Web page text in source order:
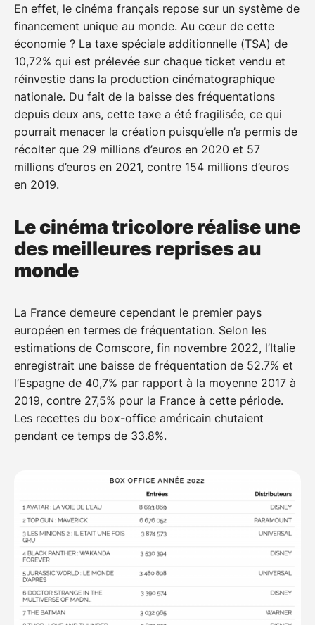
En effet, le cinéma français repose sur un système de
financement unique au monde. Au cœur de cette
économie ? La taxe spéciale additionnelle (TSA) de
10,72% qui est prélevée sur chaque ticket vendu et
réinvestie dans la production cinématographique
nationale. Du fait de la baisse des fréquentations
depuis deux ans, cette taxe a été fragilisée, ce qui
pourrait menacer la création puisqu’elle n’a permis de
récolter que 29 millions d’euros en 2020 et 57
millions d’euros en 2021, contre 154 millions d’euros
en 2019.
Le cinéma tricolore réalise une
des meilleures reprises au
monde
La France demeure cependant le premier pays
européen en termes de fréquentation. Selon les
estimations de Comscore, fin novembre 2022, l’Italie
enregistrait une baisse de fréquentation de 52.7% et
l’Espagne de 40,7% par rapport à la moyenne 2017 à
2019, contre 27,5% pour la France à cette période.
Les recettes du box-office américain chutaient
pendant ce temps de 33.8%.